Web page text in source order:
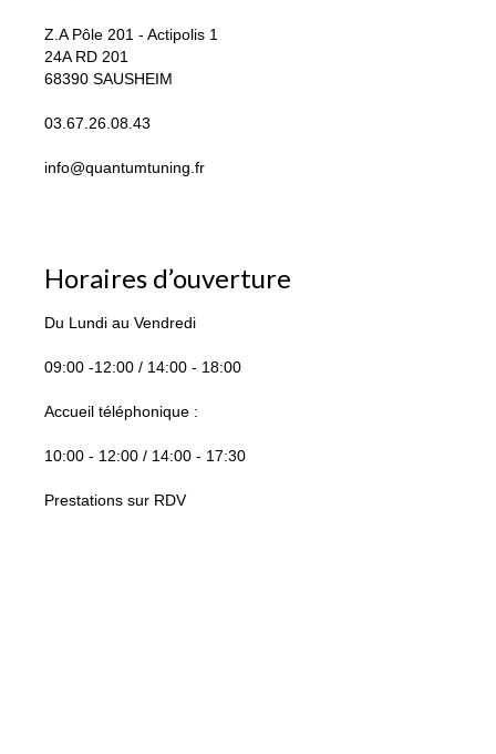
Z.A Pôle 201 - Actipolis 1
24A RD 201
68390 SAUSHEIM
03.67.26.08.43
info@quantumtuning.fr
Horaires d’ouverture
Du Lundi au Vendredi
09:00 -12:00 / 14:00 - 18:00
Accueil téléphonique :
10:00 - 12:00 / 14:00 - 17:30
Prestations sur RDV